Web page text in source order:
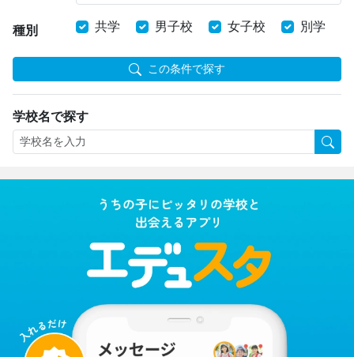
種別 共学 男子校 女子校 別学
この条件で探す
学校名で探す